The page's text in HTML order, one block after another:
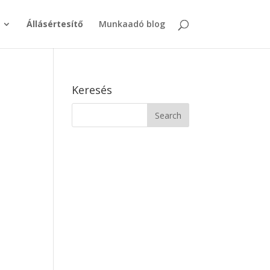
Állásértesítő Munkaadó blog
Keresés